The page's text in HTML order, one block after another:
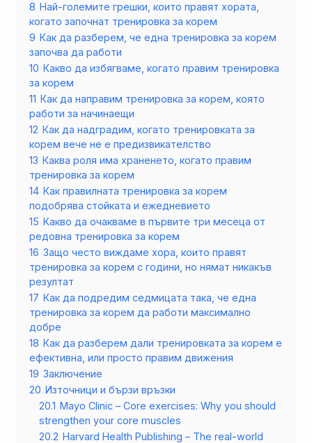
8 Най-големите грешки, които правят хората,
когато започнат тренировка за корем
9 Как да разберем, че една тренировка за корем
започва да работи
10 Какво да избягваме, когато правим тренировка
за корем
11 Как да направим тренировка за корем, която
работи за начинаещи
12 Как да надградим, когато тренировката за
корем вече не е предизвикателство
13 Каква роля има храненето, когато правим
тренировка за корем
14 Как правилната тренировка за корем
подобрява стойката и ежедневието
15 Какво да очакваме в първите три месеца от
редовна тренировка за корем
16 Защо често виждаме хора, които правят
тренировка за корем с години, но нямат никакъв
резултат
17 Как да подредим седмицата така, че една
тренировка за корем да работи максимално
добре
18 Как да разберем дали тренировката за корем е
ефективна, или просто правим движения
19 Заключение
20 Източници и бързи връзки
20.1 Mayo Clinic – Core exercises: Why you should
strengthen your core muscles
20.2 Harvard Health Publishing – The real-world